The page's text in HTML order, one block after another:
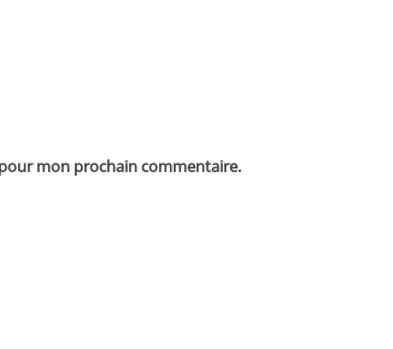
mon prochain commentaire.